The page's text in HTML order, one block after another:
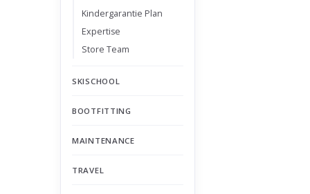
Kindergarantie Plan
Expertise
Store Team
SKISCHOOL
BOOTFITTING
MAINTENANCE
TRAVEL